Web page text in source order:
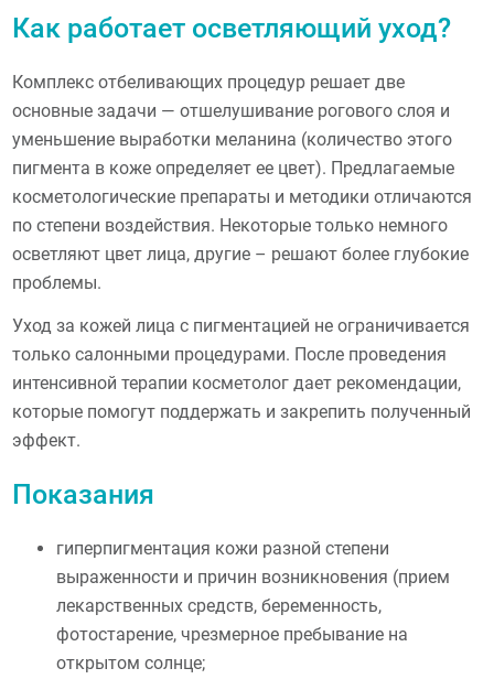
Как работает осветляющий уход?
Комплекс отбеливающих процедур решает две
основные задачи — отшелушивание рогового слоя и
уменьшение выработки меланина (количество этого
пигмента в коже определяет ее цвет). Предлагаемые
косметологические препараты и методики отличаются
по степени воздействия. Некоторые только немного
осветляют цвет лица, другие – решают более глубокие
проблемы.
Уход за кожей лица с пигментацией не ограничивается
только салонными процедурами. После проведения
интенсивной терапии косметолог дает рекомендации,
которые помогут поддержать и закрепить полученный
эффект.
Показания
гиперпигментация кожи разной степени
выраженности и причин возникновения (прием
лекарственных средств, беременность,
фотостарение, чрезмерное пребывание на
открытом солнце;